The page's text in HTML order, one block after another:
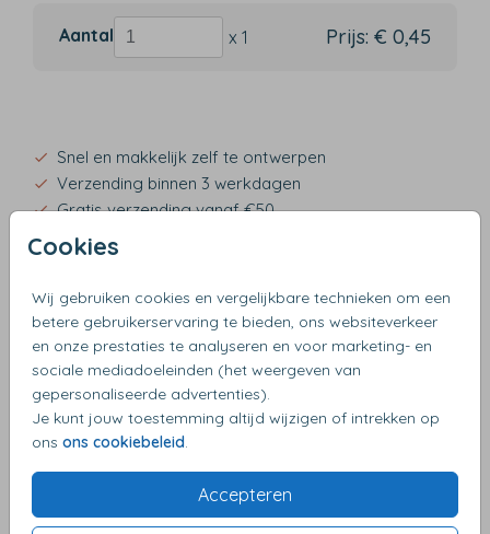
Cookies
Wij gebruiken cookies en vergelijkbare technieken om een
betere gebruikerservaring te bieden, ons websiteverkeer
en onze prestaties te analyseren en voor marketing- en
sociale mediadoeleinden (het weergeven van
gepersonaliseerde advertenties).
Je kunt jouw toestemming altijd wijzigen of intrekken op
ons ons cookiebeleid
Accepteren
Aantal x 1 Prijs: € 0,45
Snel en makkelijk zelf te ontwerpen
Verzending binnen 3 werkdagen
Gratis verzending vanaf €50
OMSCHRIJVING
kraft (recycled) 15 x 11